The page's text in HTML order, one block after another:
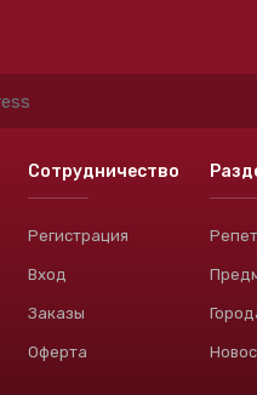
Сотрудничество
Регистрация
Вход
Заказы
Оферта